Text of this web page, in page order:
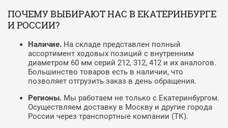
ПОЧЕМУ ВЫБИРАЮТ НАС В ЕКАТЕРИНБУРГЕ
И РОССИИ?
Наличие. На складе представлен полный
ассортимент ходовых позиций с внутренним
диаметром 60 мм серий 212, 312, 412 и их аналогов.
Большинство товаров есть в наличии, что
позволяет отгрузить заказ в день обращения.
Регионы. Мы работаем не только с Екатеринбургом.
Осуществляем доставку в Москву и другие города
России через транспортные компании (ТК).